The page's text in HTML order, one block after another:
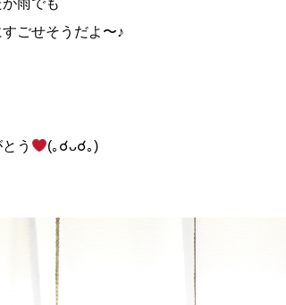
雨でも
ごせそうだよ〜♪
う (｡☌ᴗ☌｡)